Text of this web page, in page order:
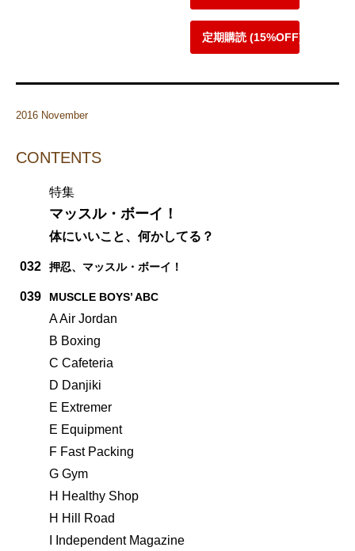
定期購読 (15%OFF)
2016 November
CONTENTS
特集
マッスル・ボーイ！
体にいいこと、何かしてる？
032 押忍、マッスル・ボーイ！
039 MUSCLE BOYS’ ABC
A Air Jordan
B Boxing
C Cafeteria
D Danjiki
E Extremer
E Equipment
F Fast Packing
G Gym
H Healthy Shop
H Hill Road
I Independent Magazine